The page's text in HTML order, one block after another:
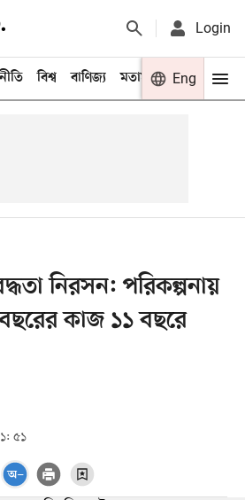
Login
বিশ্ব বাণিজ্য মতামত খেলা
Eng
নিরসন: পরিকল্পনায়
কাজ ১১ বছরে
৫১